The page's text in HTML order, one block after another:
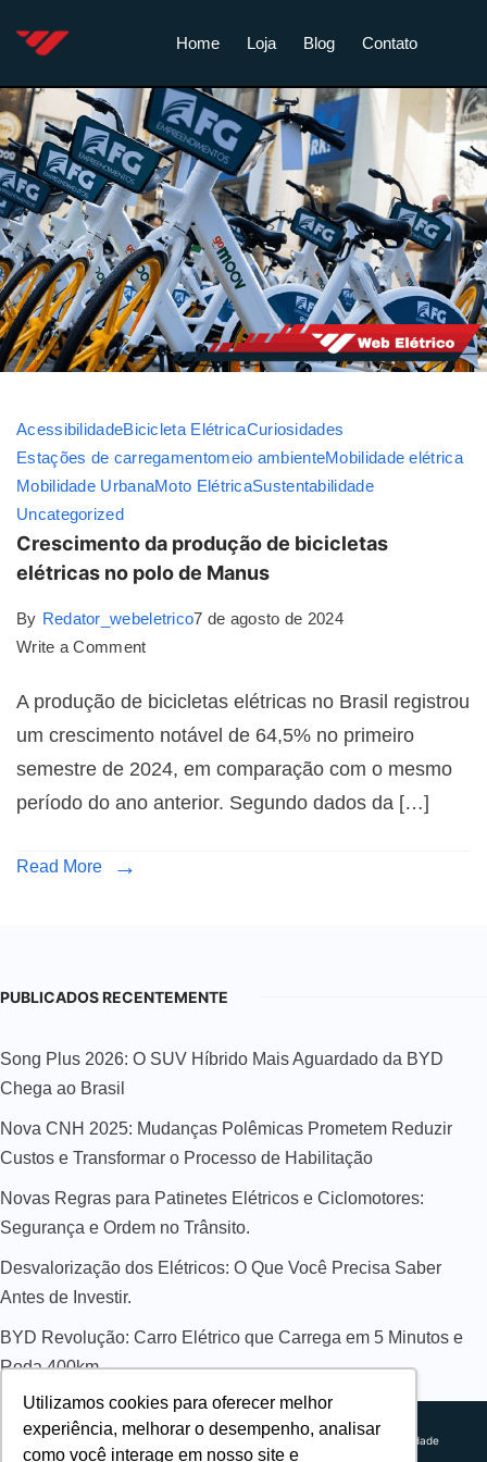
Utilizamos cookies para oferecer melhor
experiência, melhorar o desempenho, analisar
como você interage em nosso site e
Home Loja Blog Contato
AcessibilidadeBicicleta ElétricaCuriosidades
Estações de carregamentomeio ambienteMobilidade elétrica
Mobilidade UrbanaMoto ElétricaSustentabilidade
Uncategorized
Crescimento da produção de bicicletas
elétricas no polo de Manus
By Redator_webeletrico7 de agosto de 2024
Write a Comment
A produção de bicicletas elétricas no Brasil registrou
um crescimento notável de 64,5% no primeiro
semestre de 2024, em comparação com o mesmo
período do ano anterior. Segundo dados da […]
Read More
PUBLICADOS RECENTEMENTE
Song Plus 2026: O SUV Híbrido Mais Aguardado da BYD
Chega ao Brasil
Nova CNH 2025: Mudanças Polêmicas Prometem Reduzir
Custos e Transformar o Processo de Habilitação
Novas Regras para Patinetes Elétricos e Ciclomotores:
Segurança e Ordem no Trânsito.
Desvalorização dos Elétricos: O Que Você Precisa Saber
Antes de Investir.
BYD Revolução: Carro Elétrico que Carrega em 5 Minutos e
Roda 400km
Explorando novos horizontes com
inovação e estratégia. Estamos
Sobre nós
Política de privacidade